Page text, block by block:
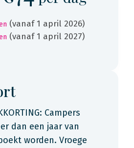
(vanaf 1 april 2026)
(vanaf 1 april 2027)
Campers
dan een jaar van
worden. Vroege